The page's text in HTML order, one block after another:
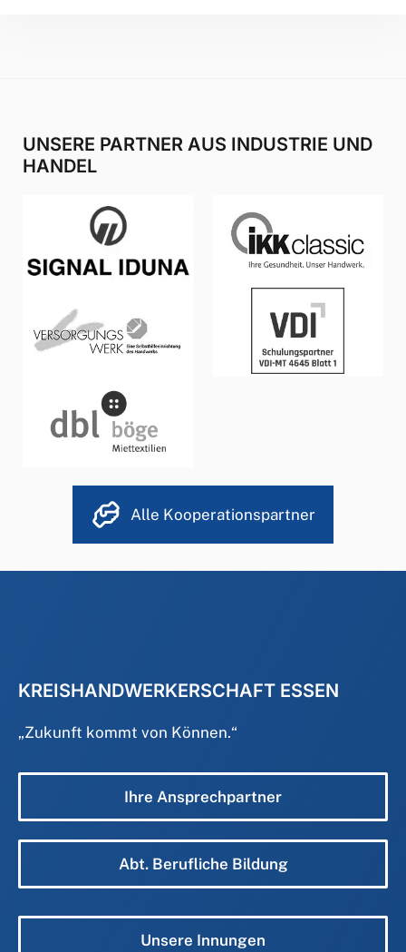
UNSERE PARTNER AUS INDUSTRIE UND
HANDEL
Alle Kooperationspartner
KREISHANDWERKERSCHAFT ESSEN
„Zukunft kommt von Können.“
Ihre Ansprechpartner
Abt. Berufliche Bildung
Unsere Innungen